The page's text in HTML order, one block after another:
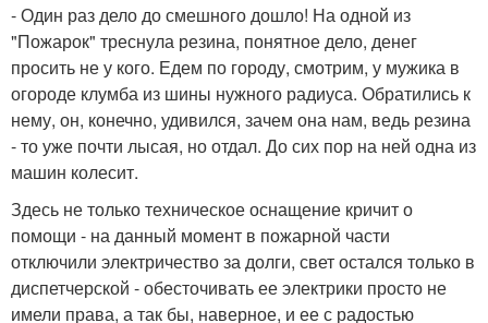
- Один раз дело до смешного дошло! На одной из
"Пожарок" треснула резина, понятное дело, денег
просить не у кого. Едем по городу, смотрим, у мужика в
огороде клумба из шины нужного радиуса. Обратились к
нему, он, конечно, удивился, зачем она нам, ведь резина
- то уже почти лысая, но отдал. До сих пор на ней одна из
машин колесит.
Здесь не только техническое оснащение кричит о
помощи - на данный момент в пожарной части
отключили электричество за долги, свет остался только в
диспетчерской - обесточивать ее электрики просто не
имели права, а так бы, наверное, и ее с радостью